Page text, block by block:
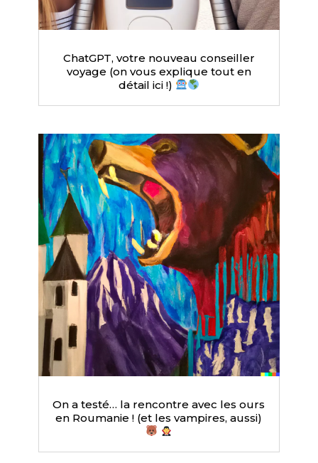
ChatGPT, votre nouveau conseiller
voyage (on vous explique tout en
détail ici !)
On a testé… la rencontre avec les ours
en Roumanie ! (et les vampires, aussi)